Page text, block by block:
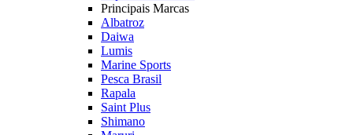
Principais Marcas
Albatroz
Daiwa
Lumis
Marine Sports
Pesca Brasil
Rapala
Saint Plus
Shimano